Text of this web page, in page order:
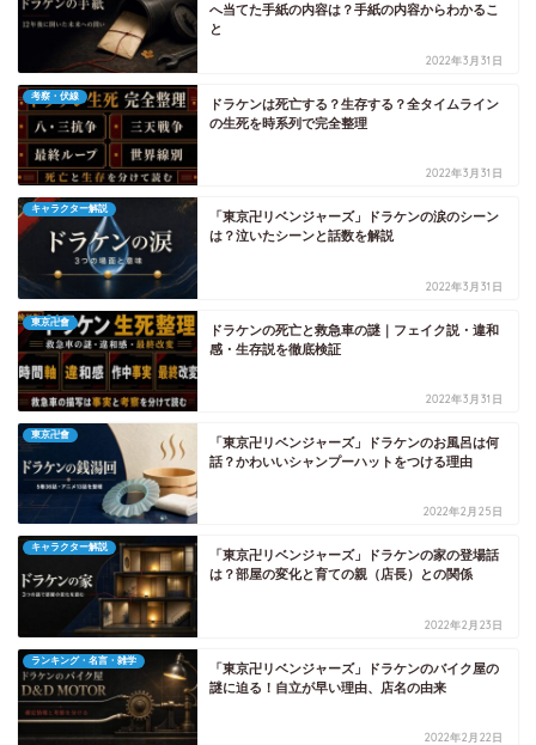
へ当てた手紙の内容は？手紙の内容からわかるこ
と
2022年3月31日
考察・伏線
ドラケンは死亡する？生存する？全タイムライン
の生死を時系列で完全整理
2022年3月31日
キャラクター解説
「東京卍リベンジャーズ」ドラケンの涙のシーン
は？泣いたシーンと話数を解説
2022年3月31日
東京卍會
ドラケンの死亡と救急車の謎｜フェイク説・違和
感・生存説を徹底検証
2022年3月31日
東京卍會
「東京卍リベンジャーズ」ドラケンのお風呂は何
話？かわいいシャンプーハットをつける理由
2022年2月25日
キャラクター解説
「東京卍リベンジャーズ」ドラケンの家の登場話
は？部屋の変化と育ての親（店長）との関係
2022年2月23日
ランキング・名言・雑学
「東京卍リベンジャーズ」ドラケンのバイク屋の
謎に迫る！自立が早い理由、店名の由来
2022年2月22日